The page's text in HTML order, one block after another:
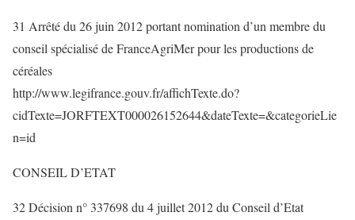
31 Arrêté du 26 juin 2012 portant nomination d’un membre du
conseil spécialisé de FranceAgriMer pour les productions de
céréales
http://www.legifrance.gouv.fr/affichTexte.do?
cidTexte=JORFTEXT000026152644&dateTexte=&categorieLie
n=id
CONSEIL D’ETAT
32 Décision n° 337698 du 4 juillet 2012 du Conseil d’Etat